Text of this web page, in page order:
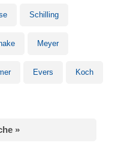
Schilling
Meyer
Evers Koch
»